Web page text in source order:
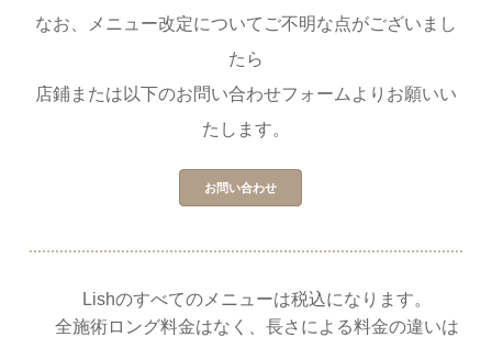
なお、メニュー改定についてご不明な点がございまし
たら
店鋪または以下のお問い合わせフォームよりお願いい
たします。
お問い合わせ
Lishのすべてのメニューは税込になります。
全施術ロング料金はなく、長さによる料金の違いは